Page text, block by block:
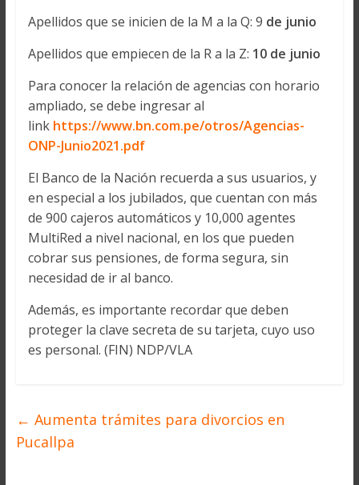
Apellidos que se inicien de la M a la Q: 9 de junio
Apellidos que empiecen de la R a la Z: 10 de junio
Para conocer la relación de agencias con horario
ampliado, se debe ingresar al
link https://www.bn.com.pe/otros/Agencias-
ONP-Junio2021.pdf
El Banco de la Nación recuerda a sus usuarios, y
en especial a los jubilados, que cuentan con más
de 900 cajeros automáticos y 10,000 agentes
MultiRed a nivel nacional, en los que pueden
cobrar sus pensiones, de forma segura, sin
necesidad de ir al banco.
Además, es importante recordar que deben
proteger la clave secreta de su tarjeta, cuyo uso
es personal. (FIN) NDP/VLA
← Aumenta trámites para divorcios en
Pucallpa